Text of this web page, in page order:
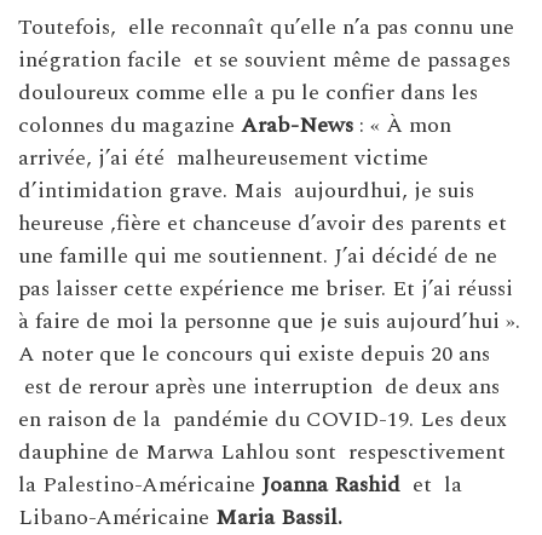
Toutefois, elle reconnaît qu’elle n’a pas connu une
inégration facile et se souvient même de passages
douloureux comme elle a pu le confier dans les
colonnes du magazine Arab-News : « À mon
arrivée, j’ai été malheureusement victime
d’intimidation grave. Mais aujourdhui, je suis
heureuse ,fière et chanceuse d’avoir des parents et
une famille qui me soutiennent. J’ai décidé de ne
pas laisser cette expérience me briser. Et j’ai réussi
à faire de moi la personne que je suis aujourd’hui ».
A noter que le concours qui existe depuis 20 ans
est de rerour après une interruption de deux ans
en raison de la pandémie du COVID-19. Les deux
dauphine de Marwa Lahlou sont respesctivement
la Palestino-Américaine Joanna Rashid et la
Libano-Américaine Maria Bassil.